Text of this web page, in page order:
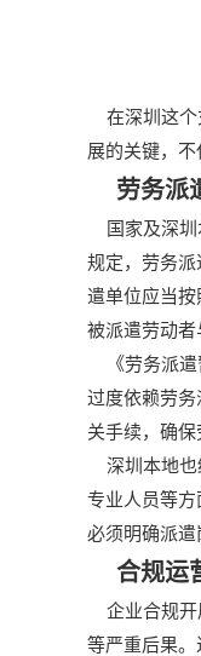
在深圳这个
展的关键，不
劳务派
国家及深圳
规定，劳务
遣单位应当
被派遣劳动者
《劳务派遣
过度依赖劳
关手续，确保
深圳本地也
专业人员等
必须明确派遣
合规运
企业合规开
等严重后果